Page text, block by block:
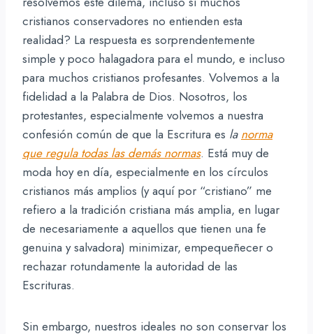
cristianos conservadores no entienden esta
realidad? La respuesta es sorprendentemente
simple y poco halagadora para el mundo, e incluso
para muchos cristianos profesantes. Volvemos a la
fidelidad a la Palabra de Dios. Nosotros, los
protestantes, especialmente volvemos a nuestra
confesión común de que la Escritura es la norma
que regula todas las demás normas. Está muy de
moda hoy en día, especialmente en los círculos
cristianos más amplios (y aquí por “cristiano” me
refiero a la tradición cristiana más amplia, en lugar
de necesariamente a aquellos que tienen una fe
genuina y salvadora) minimizar, empequeñecer o
rechazar rotundamente la autoridad de las
Escrituras.
Sin embargo, nuestros ideales no son conservar los